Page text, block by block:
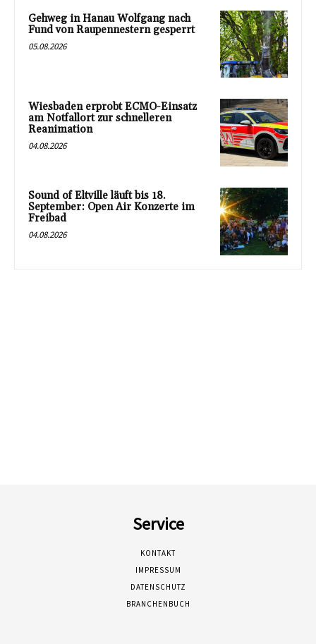
Gehweg in Hanau Wolfgang nach
Fund von Raupennestern gesperrt
05.08.2026
Wiesbaden erprobt ECMO-Einsatz
am Notfallort zur schnelleren
Reanimation
04.08.2026
Sound of Eltville läuft bis 18.
September: Open Air Konzerte im
Freibad
04.08.2026
Service
KONTAKT
IMPRESSUM
DATENSCHUTZ
BRANCHENBUCH